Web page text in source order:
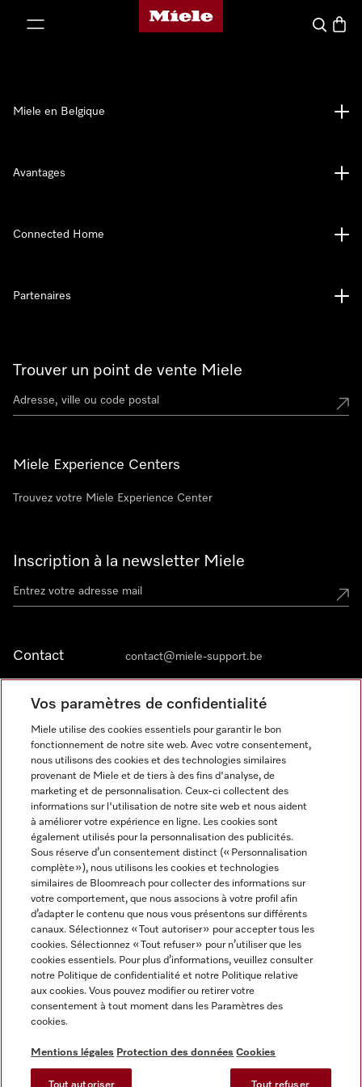
Page d'accueil de Miele
Search
Trouver un point de vente Miele
Miele Experience Centers
Trouvez votre Miele Experience Center
Inscription à la newsletter Miele
Contact contact@miele-support.be
Langue
FRANÇAIS
Miele en Belgique
Avantages
Connected Home
Partenaires
Informations légales
CGV
Protection des données
Conditions d’utilisation
Digital Services Act
Miele sur Facebook
Miele sur Youtube
Miele sur Instagram
Miele sur Pinterest
Vos paramètres de confidentialité
Miele utilise des cookies essentiels pour garantir le bon
fonctionnement de notre site web. Avec votre consentement,
nous utilisons des cookies et des technologies similaires
provenant de Miele et de tiers à des fins d'analyse, de
marketing et de personnalisation. Ceux-ci collectent des
informations sur l'utilisation de notre site web et nous aident
à améliorer votre expérience en ligne. Les cookies sont
également utilisés pour la personnalisation des publicités.
Sous réserve d’un consentement distinct (« Personnalisation
complète »), nous utilisons les cookies et technologies
similaires de Bloomreach pour collecter des informations sur
votre comportement, que nous associons à votre profil afin
d’adapter le contenu que nous vous présentons sur différents
canaux. Sélectionnez « Tout autoriser » pour accepter tous les
cookies. Sélectionnez « Tout refuser » pour n’utiliser que les
cookies essentiels. Pour plus d’informations, veuillez consulter
notre Politique de confidentialité et notre Politique relative
aux cookies. Vous pouvez modifier ou retirer votre
consentement à tout moment dans les Paramètres des
cookies.
Mentions légales Protection des données Cookies